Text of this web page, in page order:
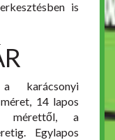
is
karácsonyi
14 lapos
mérettől, a
Egylapos